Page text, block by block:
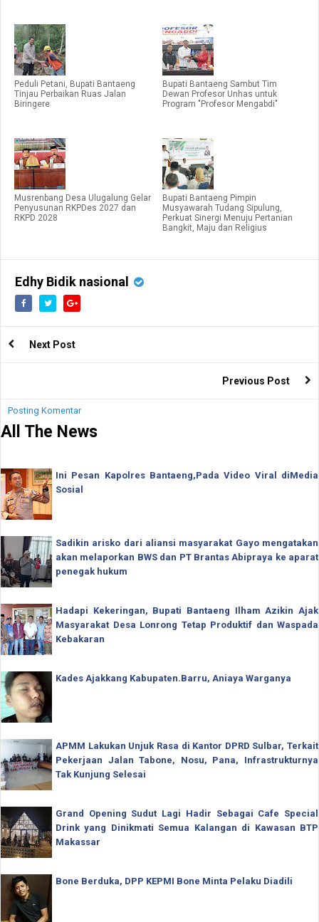
Peduli Petani, Bupati Bantaeng
Tinjau Perbaikan Ruas Jalan
Biringere
Bupati Bantaeng Sambut Tim
Dewan Profesor Unhas untuk
Program "Profesor Mengabdi"
Musrenbang Desa Ulugalung Gelar
Penyusunan RKPDes 2027 dan
RKPD 2028
Bupati Bantaeng Pimpin
Musyawarah Tudang Sipulung,
Perkuat Sinergi Menuju Pertanian
Bangkit, Maju dan Religius
Edhy Bidik nasional
Next Post
Previous Post
Posting Komentar
All The News
Ini Pesan Kapolres Bantaeng,Pada Video Viral diMedia
Sosial
Sadikin arisko dari aliansi masyarakat Gayo mengatakan
akan melaporkan BWS dan PT Brantas Abipraya ke aparat
penegak hukum
Hadapi Kekeringan, Bupati Bantaeng Ilham Azikin Ajak
Masyarakat Desa Lonrong Tetap Produktif dan Waspada
Kebakaran
Kades Ajakkang Kabupaten.Barru, Aniaya Warganya
APMM Lakukan Unjuk Rasa di Kantor DPRD Sulbar, Terkait
Pekerjaan Jalan Tabone, Nosu, Pana, Infrastrukturnya
Tak Kunjung Selesai
Grand Opening Sudut Lagi Hadir Sebagai Cafe Special
Drink yang Dinikmati Semua Kalangan di Kawasan BTP
Makassar
Bone Berduka, DPP KEPMI Bone Minta Pelaku Diadili